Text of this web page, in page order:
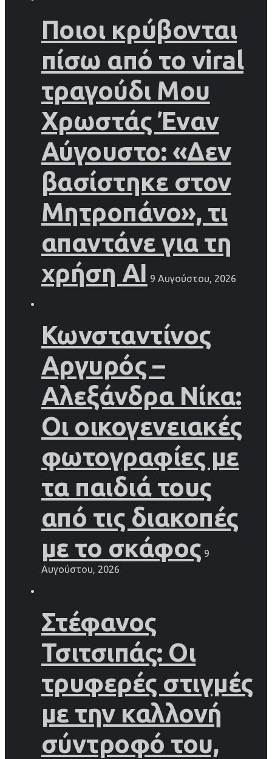
Ποιοι κρύβονται
πίσω από το viral
τραγούδι Μου
Χρωστάς Έναν
Αύγουστο: «Δεν
βασίστηκε στον
Μητροπάνο», τι
απαντάνε για τη
χρήση AI 9 Αυγούστου, 2026
Κωνσταντίνος
Αργυρός –
Αλεξάνδρα Νίκα:
Οι οικογενειακές
φωτογραφίες με
τα παιδιά τους
από τις διακοπές
με το σκάφος 9
Αυγούστου, 2026
Στέφανος
Τσιτσιπάς: Οι
τρυφερές στιγμές
με την καλλονή
σύντροφό του,